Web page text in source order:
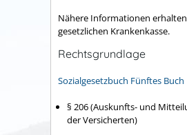
Nähere Informationen
gesetzlichen Krankenkasse.
Rechtsgrundlage
Sozialgesetzbuch Fünftes Buch
§ 206 (Auskunfts- und
der Versicherten)